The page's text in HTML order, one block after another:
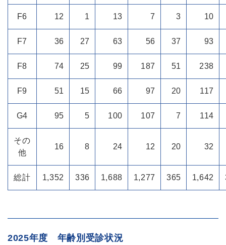
F6 12 1 13 7 3 10
F7 36 27 63 56 37 93
F8 74 25 99 187 51 238
F9 51 15 66 97 20 117
G4 95 5 100 107 7 114
その
他
16 8 24 12 20 32
総計 1,352 336 1,688 1,277 365 1,642
2025年度 年齢別受診状況